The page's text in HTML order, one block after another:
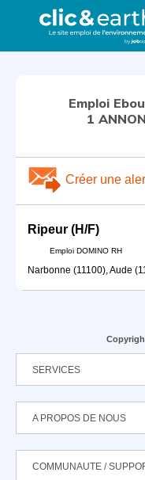
Emploi
1
Créer une
Ripeur (H/F)
Emploi DOMINO RH
Narbonne (11100), Aude
SERVICES
A PROPOS DE NOUS
COMMUNAUTE /